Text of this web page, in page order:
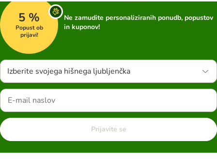
5 %
Popust ob
prijavi!
Ne zamudite personaliziranih ponudb, popustov
in kuponov!
Izberite svojega hišnega ljubljenčka
Prijavite se